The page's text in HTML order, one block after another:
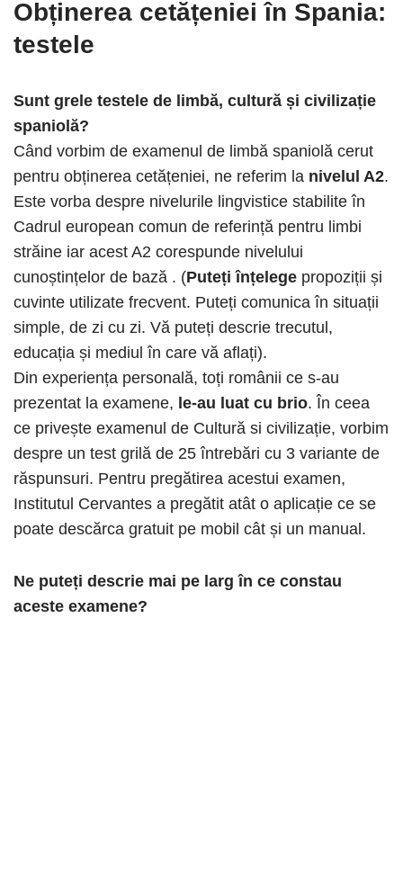
Obținerea cetățenieiîn Spania:
testele
Sunt grele testele de limbă, cultură și civilizație
spaniolă?
Când vorbim de examenul de limbă spaniolă cerut
pentru obținerea cetățeniei, ne referim la nivelul A2.
Este vorba despre nivelurile lingvistice stabilite în
Cadrul european comun de referință pentru limbi
străine iar acest A2 corespunde nivelului
cunoștințelor de bază . (Puteți înțelege propoziții și
cuvinte utilizate frecvent. Puteți comunica în situații
simple, de zi cu zi. Vă puteți descrie trecutul,
educația și mediul în care vă aflați).
Din experiența personală, toți românii ce s-au
prezentat la examene, le-au luat cu brio. În ceea
ce privește examenul de Cultură si civilizație, vorbim
despre un test grilă de 25 întrebări cu 3 variante de
răspunsuri. Pentru pregătirea acestui examen,
Institutul Cervantes a pregătit atât o aplicație ce se
poate descărca gratuit pe mobil cât și un manual.
Ne puteți descrie mai pe larg în ce constau
aceste examene?